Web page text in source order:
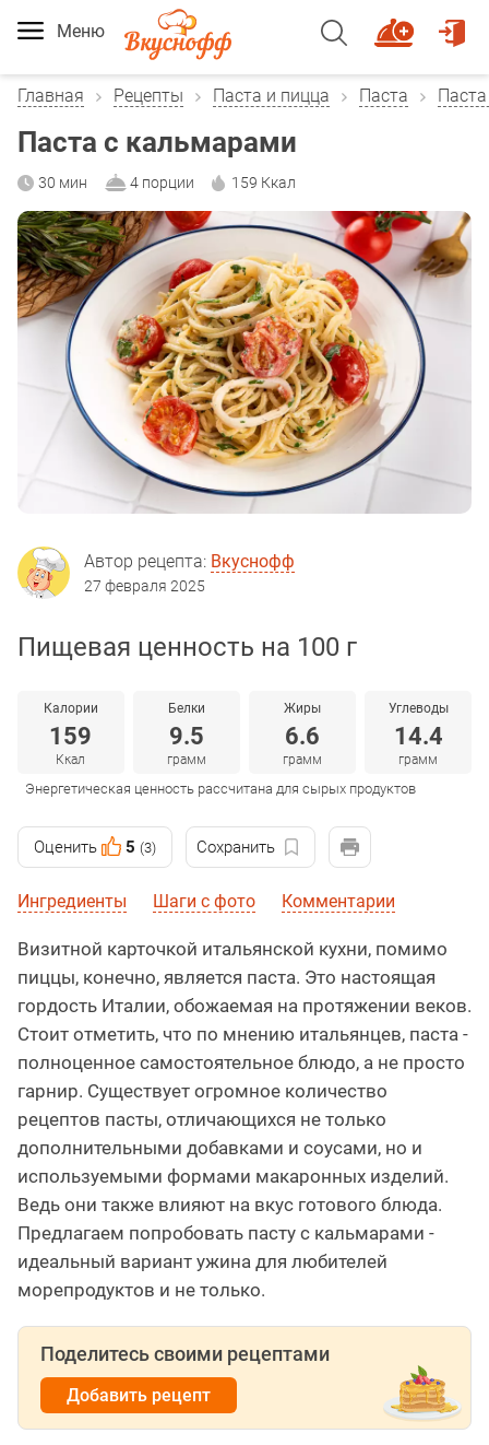
Меню
Главная Рецепты Паста и пицца Паста
Паста с кальмарами
30 мин 4 порции 159 Ккал
Автор рецепта: Вкуснофф
27 февраля 2025
Пищевая ценность на 100 г
Калории
159
Ккал
Белки
9.5
грамм
Жиры
6.6
грамм
Углеводы
14.4
грамм
Энергетическая ценность рассчитана для сырых продуктов
Оценить 5 (3) Сохранить
Ингредиенты Шаги с фото Комментарии
Визитной карточкой итальянской кухни, помимо
пиццы, конечно, является паста. Это настоящая
гордость Италии, обожаемая на протяжении веков.
Стоит отметить, что по мнению итальянцев, паста -
полноценное самостоятельное блюдо, а не просто
гарнир. Существует огромное количество
рецептов пасты, отличающихся не только
дополнительными добавками и соусами, но и
используемыми формами макаронных изделий.
Ведь они также влияют на вкус готового блюда.
Предлагаем попробовать пасту с кальмарами -
идеальный вариант ужина для любителей
морепродуктов и не только.
Поделитесь своими рецептами
Добавить рецепт